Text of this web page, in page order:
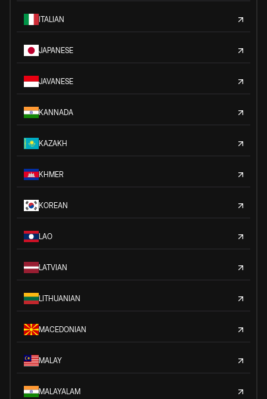
ITALIAN
JAPANESE
JAVANESE
KANNADA
KAZAKH
KHMER
KOREAN
LAO
LATVIAN
LITHUANIAN
MACEDONIAN
MALAY
MALAYALAM